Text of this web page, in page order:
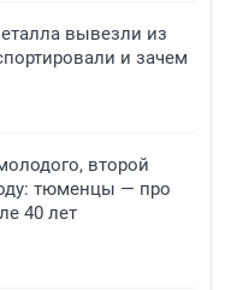
вывезли из
и зачем
второй
тюменцы — про
40 лет